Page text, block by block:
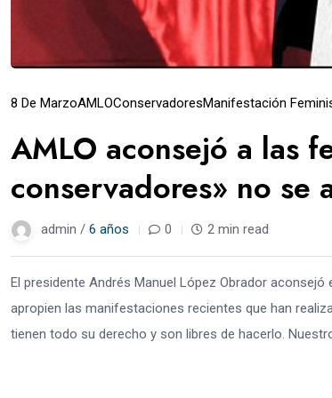
8 De MarzoAMLOConservadoresManifestación
AMLO aconsejó a las
conservadores» no se
admin / 6 años 0 2 min read
El presidente Andrés Manuel López Obrador
apropien las manifestaciones recientes que han
tienen todo su derecho y son libres de hacerlo.